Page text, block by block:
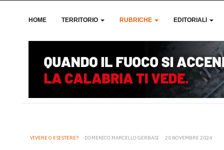
HOME TERRITORIO RUBRICHE EDITORIALI
VIVERE O ESISTERE? DOMENICO MARCELLO GERBASI 20 NOVEMBRE 2024